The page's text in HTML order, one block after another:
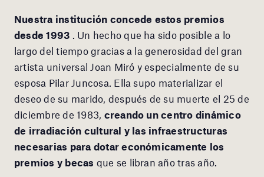
Nuestra institución concede estos premios
desde 1993 . Un hecho que ha sido posible a lo
largo del tiempo gracias a la generosidad del gran
artista universal Joan Miró y especialmente de su
esposa Pilar Juncosa. Ella supo materializar el
deseo de su marido, después de su muerte el 25 de
diciembre de 1983, creando un centro dinámico
de irradiación cultural y las infraestructuras
necesarias para dotar económicamente los
premios y becas que se libran año tras año.